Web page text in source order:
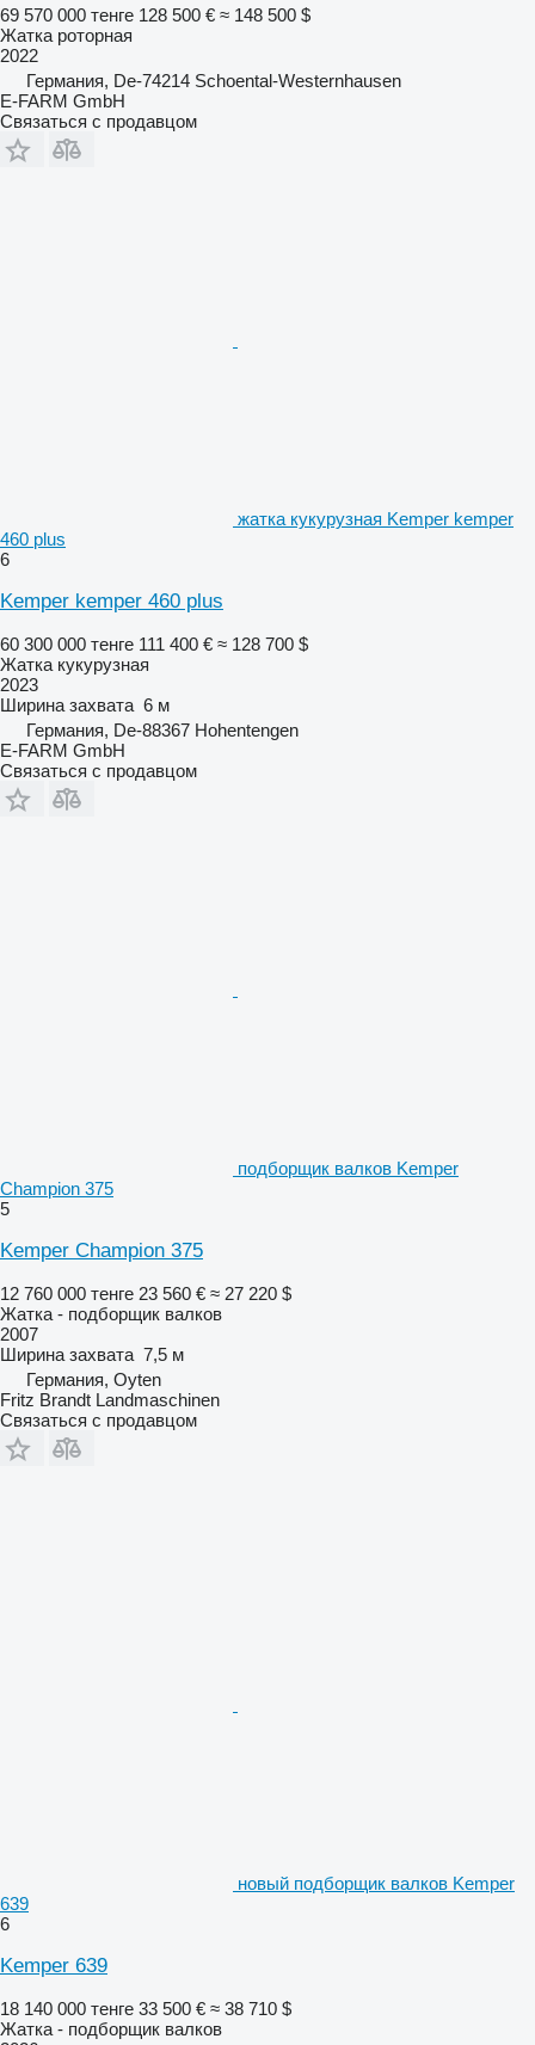
69 570 000 тенге 128 500 € ≈ 148 500 $
Жатка роторная
2022
Германия, De-74214 Schoental-Westernhausen
E-FARM GmbH
Связаться с продавцом
жатка кукурузная Kemper kemper
460 plus
6
Kemper kemper 460 plus
60 300 000 тенге 111 400 € ≈ 128 700 $
Жатка кукурузная
2023
Ширина захвата 6 м
Германия, De-88367 Hohentengen
E-FARM GmbH
Связаться с продавцом
подборщик валков Kemper
Champion 375
5
Kemper Champion 375
12 760 000 тенге 23 560 € ≈ 27 220 $
Жатка - подборщик валков
2007
Ширина захвата 7,5 м
Германия, Oyten
Fritz Brandt Landmaschinen
Связаться с продавцом
новый подборщик валков Kemper
639
6
Kemper 639
18 140 000 тенге 33 500 € ≈ 38 710 $
Жатка - подборщик валков